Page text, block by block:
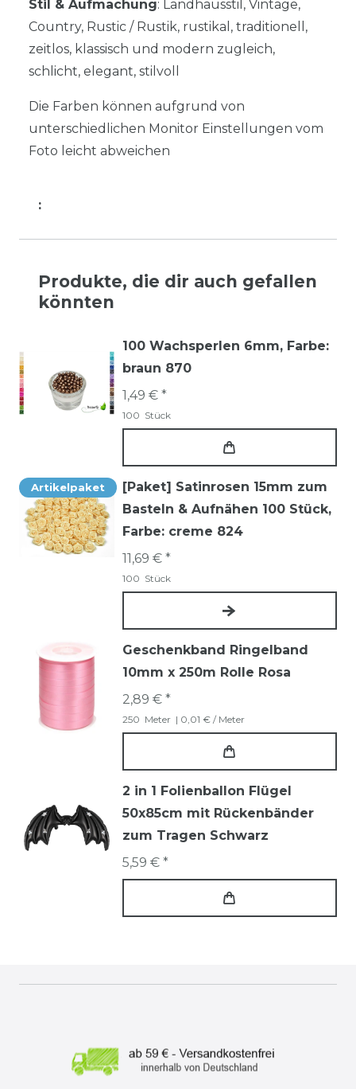
Stil & Aufmachung: Landhausstil, Vintage,
Country, Rustic / Rustik, rustikal, traditionell,
zeitlos, klassisch und modern zugleich,
schlicht, elegant, stilvoll
Die Farben können aufgrund von
unterschiedlichen Monitor Einstellungen vom
Foto leicht abweichen
:
Produkte, die dir auch gefallen
könnten
100 Wachsperlen 6mm, Farbe:
braun 870
1,49 € *
100 Stück
Artikelpaket
[Paket] Satinrosen 15mm zum
Basteln & Aufnähen 100 Stück,
Farbe: creme 824
11,69 € *
100 Stück
Geschenkband Ringelband
10mm x 250m Rolle Rosa
2,89 € *
250 Meter | 0,01 € / Meter
2 in 1 Folienballon Flügel
50x85cm mit Rückenbänder
zum Tragen Schwarz
5,59 € *